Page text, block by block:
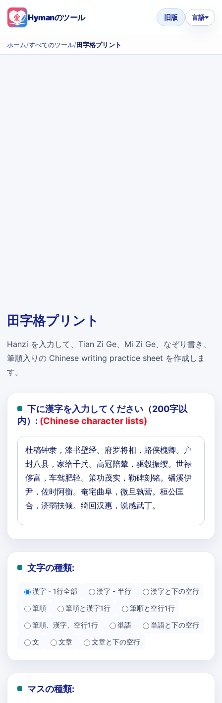
Hymanのツール 旧版 言語
ホーム/すべてのツール/田字格プリント
田字格プリント
Hanzi を入力して、Tian Zi Ge、Mi Zi Ge、なぞり書き、
筆順入りの Chinese writing practice sheet を作成しま
す。
下に漢字を入力してください（200字以
内）: (Chinese character lists)
文字の種類:
漢字 - 1行全部 漢字 - 半行
漢字と下の空行
筆順
筆順と漢字1行
筆順と空行1行
筆順、漢字、空行1行
単語
単語と下の空行
文
文章 文章と下の空行
マスの種類: